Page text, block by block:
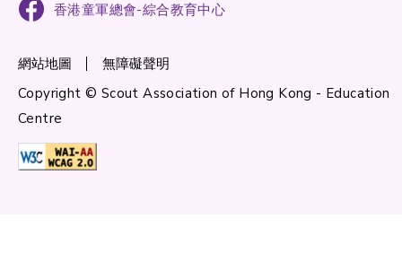
香港童軍總會-綜合教育中心
網站地圖
無障礙聲明
Copyright © Scout Association of Hong Kong - Education
Centre